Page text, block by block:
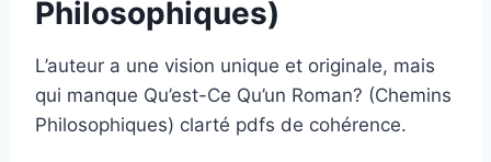
Philosophiques)
L’auteur a une vision unique et originale, mais
qui manque Qu’est-Ce Qu’un Roman? (Chemins
Philosophiques) clarté pdfs de cohérence.